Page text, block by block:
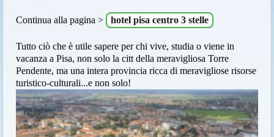
Continua alla pagina > hotel pisa centro 3 stelle
Tutto ciò che è utile sapere per chi vive, studia o viene in
vacanza a Pisa, non solo la citt della meravigliosa Torre
Pendente, ma una intera provincia ricca di meravigliose risorse
turistico-culturali...e non solo!